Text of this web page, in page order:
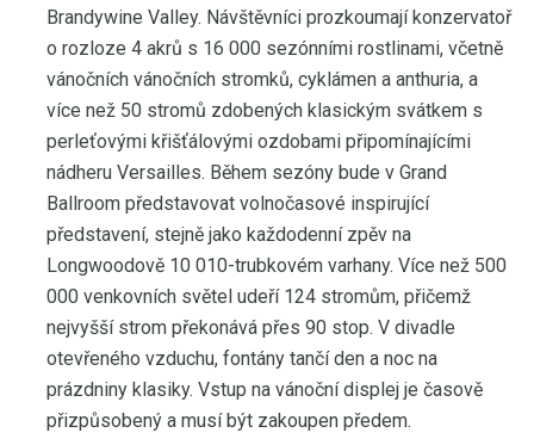
Brandywine Valley. Návštěvníci prozkoumají konzervatoř
o rozloze 4 akrů s 16 000 sezónními rostlinami, včetně
vánočních vánočních stromků, cyklámen a anthuria, a
více než 50 stromů zdobených klasickým svátkem s
perleťovými křišťálovými ozdobami připomínajícími
nádheru Versailles. Během sezóny bude v Grand
Ballroom představovat volnočasové inspirující
představení, stejně jako každodenní zpěv na
Longwoodově 10 010-trubkovém varhany. Více než 500
000 venkovních světel udeří 124 stromům, přičemž
nejvyšší strom překonává přes 90 stop. V divadle
otevřeného vzduchu, fontány tančí den a noc na
prázdniny klasiky. Vstup na vánoční displej je časově
přizpůsobený a musí být zakoupen předem.